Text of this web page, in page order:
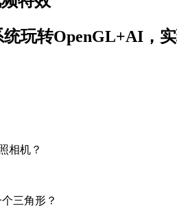
统玩转OpenGL+AI，
相机？
三角形？